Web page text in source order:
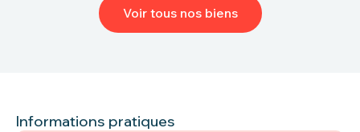
Voir tous nos biens
Informations pratiques